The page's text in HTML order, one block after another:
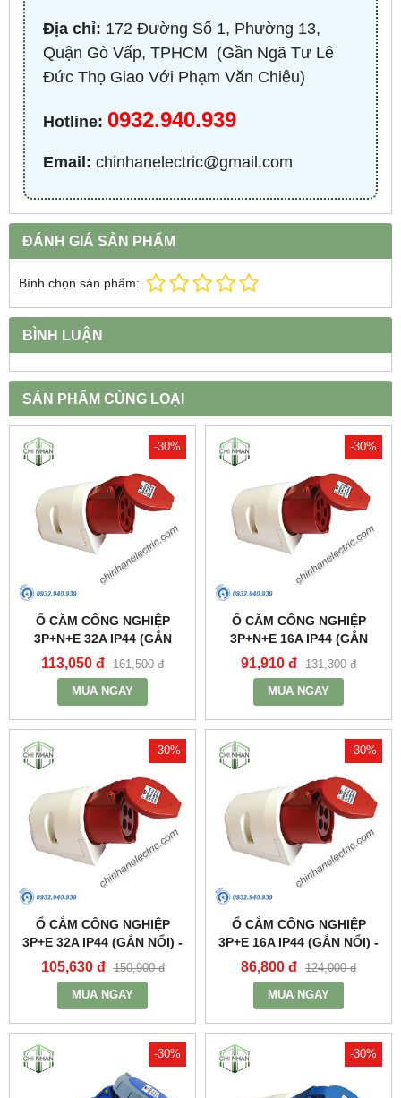
Địa chỉ: 172 Đường Số 1, Phường 13,
Quận Gò Vấp, TPHCM ​ (Gần Ngã Tư Lê
Đức Thọ Giao Với Phạm Văn Chiêu)
Hotline: 0932.940.939
Email: chinhanelectric@gmail.com
ĐÁNH GIÁ SẢN PHẨM
Bình chọn sản phẩm:
BÌNH LUẬN
SẢN PHẨM CÙNG LOẠI
-30%
Ổ CẮM CÔNG NGHIỆP
3P+N+E 32A IP44 (GẮN
NỔI) - MPN125 - MPE
113,050 đ 161,500 đ
MUA NGAY
-30%
Ổ CẮM CÔNG NGHIỆP
3P+N+E 16A IP44 (GẮN
NỔI) - MPN115 - MPE
91,910 đ 131,300 đ
MUA NGAY
-30%
Ổ CẮM CÔNG NGHIỆP
3P+E 32A IP44 (GẮN NỔI) -
MPN124 - MPE
105,630 đ 150,900 đ
MUA NGAY
-30%
Ổ CẮM CÔNG NGHIỆP
3P+E 16A IP44 (GẮN NỔI) -
MPN114 - MPE
86,800 đ 124,000 đ
MUA NGAY
-30% -30%